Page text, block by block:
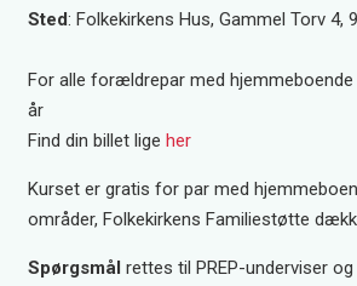
Sted: Folkekirkens Hus, Gammel Torv 4,
For alle forældrepar med hjemmeboende
år
Find din billet lige her
Kurset er gratis for par med
områder, Folkekirkens Familiestøtte
Spørgsmål rettes til PREP-underviser